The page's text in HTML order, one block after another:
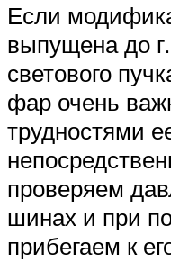
Если
выпущена до
светового
фар очень
трудностями
проверяем
шинах и при
прибегаем к